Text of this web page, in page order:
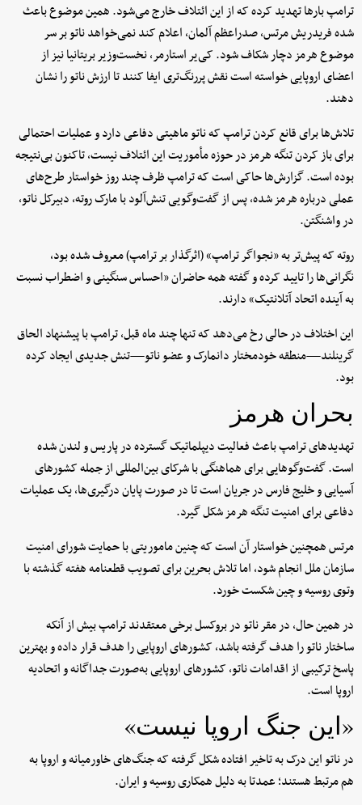
ترامپ بارها تهدید کرده که از این ائتلاف خارج می‌شود. همین موضوع باعث
شده فریدریش مرتس، صدراعظم آلمان، اعلام کند نمی‌خواهد ناتو بر سر
موضوع هرمز دچار شکاف شود. کی‌یر استارمر، نخست‌وزیر بریتانیا نیز از
اعضای اروپایی خواسته است نقش پررنگ‌تری ایفا کنند تا ارزش ناتو را نشان
دهند.
تلاش‌ها برای قانع کردن ترامپ که ناتو ماهیتی دفاعی دارد و عملیات احتمالی
برای باز کردن تنگه هرمز در حوزه مأموریت این ائتلاف نیست، تاکنون بی‌نتیجه
بوده است. گزارش‌ها حاکی است که ترامپ ظرف چند روز خواستار طرح‌های
عملی درباره هرمز شده، پس از گفت‌وگویی تنش‌آلود با مارک روته، دبیرکل ناتو،
در واشنگتن.
روته که پیش‌تر به «نجواگر ترامپ» (اثرگذار بر ترامپ) معروف شده بود،
نگرانی‌ها را تایید کرده و گفته همه حاضران «احساس سنگینی و اضطراب نسبت
به آینده اتحاد آتلانتیک» دارند.
این اختلاف در حالی رخ می‌دهد که تنها چند ماه قبل، ترامپ با پیشنهاد الحاق
گرینلند—منطقه خودمختار دانمارک و عضو ناتو—تنش جدیدی ایجاد کرده
بود.
بحران هرمز
تهدیدهای ترامپ باعث فعالیت دیپلماتیک گسترده در پاریس و لندن شده
است. گفت‌وگوهایی برای هماهنگی با شرکای بین‌المللی از جمله کشورهای
آسیایی و خلیج فارس در جریان است تا در صورت پایان درگیری‌ها، یک عملیات
دفاعی برای امنیت تنگه هرمز شکل گیرد.
مرتس همچنین خواستار آن است که چنین ماموریتی با حمایت شورای امنیت
سازمان ملل انجام شود، اما تلاش بحرین برای تصویب قطعنامه هفته گذشته با
وتوی روسیه و چین شکست خورد.
در همین حال، در مقر ناتو در بروکسل برخی معتقدند ترامپ بیش از آنکه
ساختار ناتو را هدف گرفته باشد، کشورهای اروپایی را هدف قرار داده و بهترین
پاسخ ترکیبی از اقدامات ناتو، کشورهای اروپایی به‌صورت جداگانه و اتحادیه
اروپا است.
«این جنگ اروپا نیست»
در ناتو این درک به‌ تاخیر افتاده شکل گرفته که جنگ‌های خاورمیانه و اروپا به
هم مرتبط هستند؛ عمدتا به دلیل همکاری روسیه و ایران.